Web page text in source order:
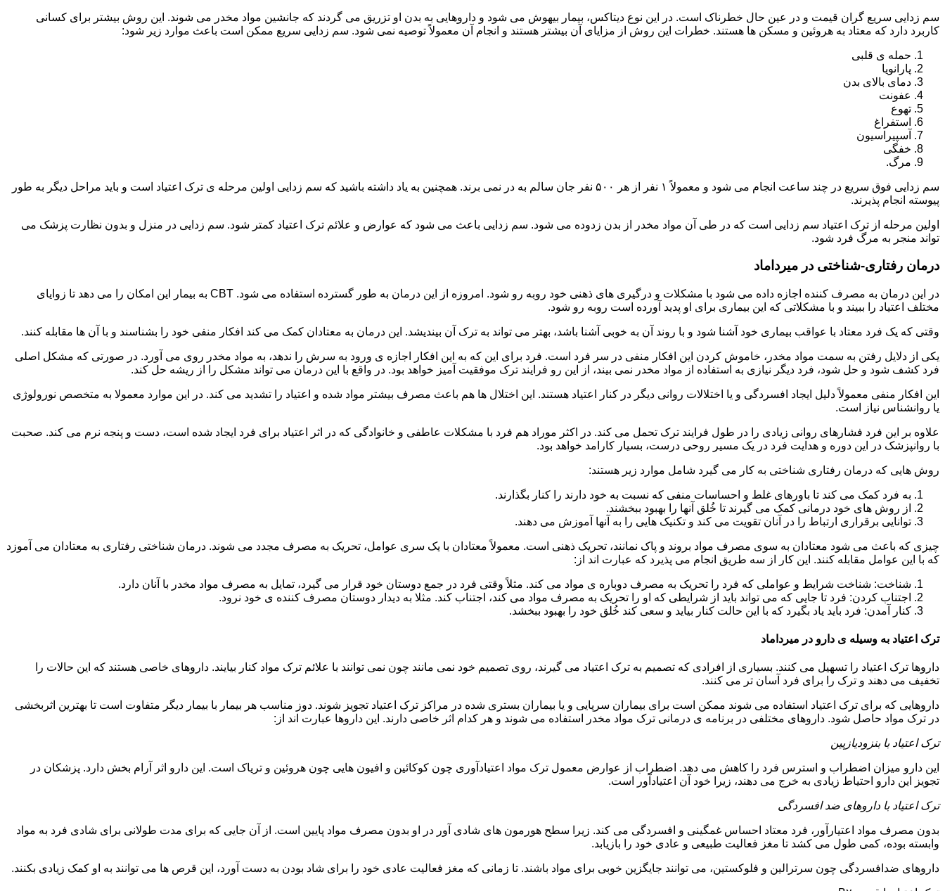
سم زدایی سریع گران قیمت و در عین حال خطرناک است. در این نوع دیتاکس، بیمار بیهوش می شود و داروهایی به بدن او تزریق می گردند که جانشین مواد مخدر می شوند. این روش بیشتر برای کسانی
کاربرد دارد که معتاد به هروئین و مسکن ها هستند. خطرات این روش از مزایای آن بیشتر هستند و انجام آن معمولاً توصیه نمی شود. سم زدایی سریع ممکن است باعث موارد زیر شود:
حمله ی قلبی
پارانویا
دمای بالای بدن
عفونت
تهوع
استفراغ
آسپیراسیون
خفگی
مرگ.
سم زدایی فوق سریع در چند ساعت انجام می شود و معمولاً ۱ نفر از هر ۵۰۰ نفر جان سالم به در نمی برند. همچنین به یاد داشته باشید که سم زدایی اولین مرحله ی ترک اعتیاد است و باید مراحل دیگر به طور
پیوسته انجام پذیرند.
اولین مرحله از ترک اعتیاد سم زدایی است که در طی آن مواد مخدر از بدن زدوده می شود. سم زدایی باعث می شود که عوارض و علائم ترک اعتیاد کمتر شود. سم زدایی در منزل و بدون نظارت پزشک می
تواند منجر به مرگ فرد شود.
درمان رفتاری-شناختی در میرداماد
در این درمان به مصرف کننده اجازه داده می شود با مشکلات و درگیری های ذهنی خود روبه رو شود. امروزه از این درمان به طور گسترده استفاده می شود. CBT به بیمار این امکان را می دهد تا زوایای
مختلف اعتیاد را ببیند و با مشکلاتی که این بیماری برای او پدید آورده است روبه رو شود.
وقتی که یک فرد معتاد با عواقب بیماری خود آشنا شود و با روند آن به خوبی آشنا باشد، بهتر می تواند به ترک آن بیندیشد. این درمان به معتادان کمک می کند افکار منفی خود را بشناسند و با آن ها مقابله کنند.
یکی از دلایل رفتن به سمت مواد مخدر، خاموش کردن این افکار منفی در سر فرد است. فرد برای این که به این افکار اجازه ی ورود به سرش را ندهد، به مواد مخدر روی می آورد. در صورتی که مشکل اصلی
فرد کشف شود و حل شود، فرد دیگر نیازی به استفاده از مواد مخدر نمی بیند، از این رو فرایند ترک موفقیت آمیز خواهد بود. در واقع با این درمان می تواند مشکل را از ریشه حل کند.
این افکار منفی معمولاً دلیل ایجاد افسردگی و یا اختلالات روانی دیگر در کنار اعتیاد هستند. این اختلال ها هم باعث مصرف بیشتر مواد شده و اعتیاد را تشدید می کند. در این موارد معمولا به متخصص نورولوژی
یا روانشناس نیاز است.
علاوه بر این فرد فشارهای روانی زیادی را در طول فرایند ترک تحمل می کند. در اکثر موراد هم فرد با مشکلات عاطفی و خانوادگی که در اثر اعتیاد برای فرد ایجاد شده است، دست و پنجه نرم می کند. صحبت
با روانپزشک در این دوره و هدایت فرد در یک مسیر روحی درست، بسیار کارامد خواهد بود.
روش هایی که درمان رفتاری شناختی به کار می گیرد شامل موارد زیر هستند:
به فرد کمک می کند تا باورهای غلط و احساسات منفی که نسبت به خود دارند را کنار بگذارند.
از روش های خود درمانی کمک می گیرند تا خُلق آنها را بهبود ببخشند.
توانایی برقراری ارتباط را در آنان تقویت می کند و تکنیک هایی را به آنها آموزش می دهند.
چیزی که باعث می شود معتادان به سوی مصرف مواد بروند و پاک نمانند، تحریک ذهنی است. معمولاً معتادان با یک سری عوامل، تحریک به مصرف مجدد می شوند. درمان شناختی رفتاری به معتادان می آموزد
که با این عوامل مقابله کنند. این کار از سه طریق انجام می پذیرد که عبارت اند از:
شناخت: شناخت شرایط و عواملی که فرد را تحریک به مصرف دوباره ی مواد می کند. مثلاً وقتی فرد در جمع دوستان خود قرار می گیرد، تمایل به مصرف مواد مخدر با آنان دارد.
اجتناب کردن: فرد تا جایی که می تواند باید از شرایطی که او را تحریک به مصرف مواد می کند، اجتناب کند. مثلا به دیدار دوستان مصرف کننده ی خود نرود.
کنار آمدن: فرد باید یاد بگیرد که با این حالت کنار بیاید و سعی کند خُلق خود را بهبود ببخشد.
ترک اعتیاد به وسیله ی دارو در میرداماد
داروها ترک اعتیاد را تسهیل می کنند. بسیاری از افرادی که تصمیم به ترک اعتیاد می گیرند، روی تصمیم خود نمی مانند چون نمی توانند با علائم ترک مواد کنار بیایند. داروهای خاصی هستند که این حالات را
تخفیف می دهند و ترک را برای فرد آسان تر می کنند.
داروهایی که برای ترک اعتیاد استفاده می شوند ممکن است برای بیماران سرپایی و یا بیماران بستری شده در مراکز ترک اعتیاد تجویز شوند. دوز مناسب هر بیمار با بیمار دیگر متفاوت است تا بهترین اثربخشی
در ترک مواد حاصل شود. داروهای مختلفی در برنامه ی درمانی ترک مواد مخدر استفاده می شوند و هر کدام اثر خاصی دارند. این داروها عبارت اند از:
ترک اعتیاد با بنزودیازپین
این دارو میزان اضطراب و استرس فرد را کاهش می دهد. اضطراب از عوارض معمول ترک مواد اعتیادآوری چون کوکائین و افیون هایی چون هروئین و تریاک است. این دارو اثر آرام بخش دارد. پزشکان در
تجویز این دارو احتیاط زیادی به خرج می دهند، زیرا خود آن اعتیادآور است.
ترک اعتیاد با داروهای ضد افسردگی
بدون مصرف مواد اعتیارآور، فرد معتاد احساس غمگینی و افسردگی می کند. زیرا سطح هورمون های شادی آور در او بدون مصرف مواد پایین است. از آن جایی که برای مدت طولانی برای شادی فرد به مواد
وابسته بوده، کمی طول می کشد تا مغز فعالیت طبیعی و عادی خود را بازیابد.
داروهای ضدافسردگی چون سرترالین و فلوکستین، می توانند جایگزین خوبی برای مواد باشند. تا زمانی که مغز فعالیت عادی خود را برای شاد بودن به دست آورد، این قرص ها می توانند به او کمک زیادی بکنند.